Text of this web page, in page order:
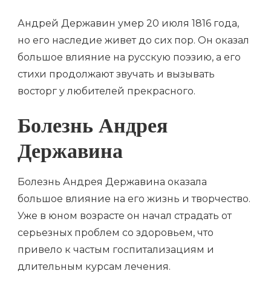
Андрей Державин умер 20 июля 1816 года,
но его наследие живет до сих пор. Он оказал
большое влияние на русскую поэзию, а его
стихи продолжают звучать и вызывать
восторг у любителей прекрасного.
Болезнь Андрея
Державина
Болезнь Андрея Державина оказала
большое влияние на его жизнь и творчество.
Уже в юном возрасте он начал страдать от
серьезных проблем со здоровьем, что
привело к частым госпитализациям и
длительным курсам лечения.